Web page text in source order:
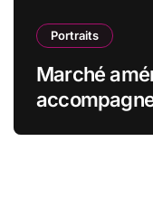
Portraits
Marché